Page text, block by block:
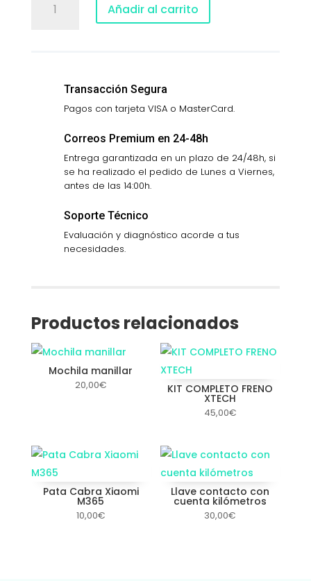
IGNÍFUGA
Añadir al carrito
Transacción Segura
Pagos con tarjeta VISA o MasterCard.
Correos Premium en 24-48h
Entrega garantizada en un plazo de 24/48h, si
se ha realizado el pedido de Lunes a Viernes,
antes de las 14:00h.
Soporte Técnico
Evaluación y diagnóstico acorde a tus
necesidades.
Productos relacionados
Mochila manillar
20,00€ KIT COMPLETO FRENO
XTECH
45,00€
Pata Cabra Xiaomi
M365
10,00€
Llave contacto con
cuenta kilómetros
30,00€